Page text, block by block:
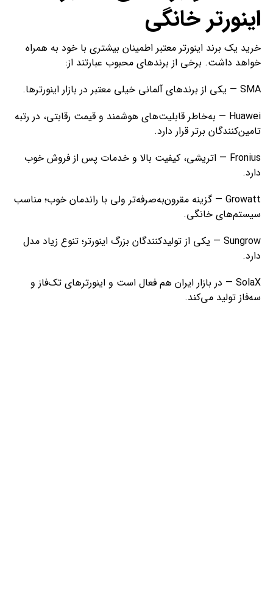
اینورتر خانگی
خرید یک برند اینورتر معتبر اطمینان بیشتری با خود به همراه
خواهد داشت. برخی از برند­های محبوب عبارتند از:
SMA — یکی از برندهای آلمانی خیلی معتبر در بازار اینورترها.
Huawei — به‌خاطر قابلیت‌های هوشمند و قیمت رقابتی، در رتبه
تامین‌کنندگان برتر قرار دارد.
Fronius — اتریشی، کیفیت بالا و خدمات پس از فروش خوب
دارد.
Growatt — گزینه مقرون‌به‌صرفه‌تر ولی با راندمان خوب؛ مناسب
سیستم‌های خانگی.
Sungrow — یکی از تولیدکنندگان بزرگ اینورتر؛ تنوع زیاد مدل
دارد.
SolaX — در بازار ایران هم فعال است و اینورترهای تک‌فاز و
سه‌فاز تولید می‌کند.